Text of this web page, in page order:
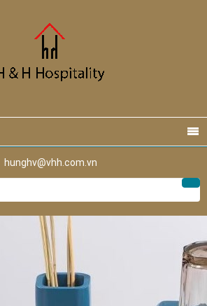
hunghv@vhh.com.vn